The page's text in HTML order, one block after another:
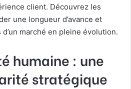
client. Découvrez les
une longueur d’avance et
marché en pleine évolution.
humaine : une
stratégique